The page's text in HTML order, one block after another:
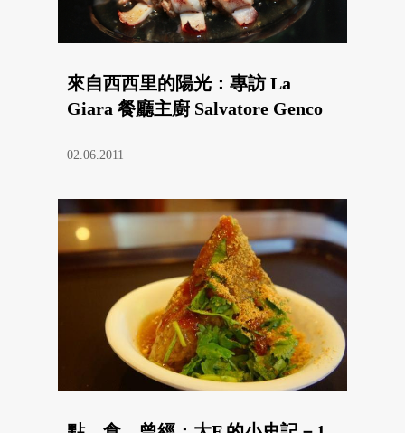
來自西西里的陽光：專訪 La
Giara 餐廳主廚 Salvatore Genco
02.06.2011